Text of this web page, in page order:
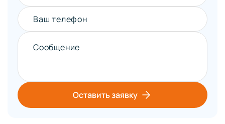
Ваш телефон
Сообщение
Оставить заявку